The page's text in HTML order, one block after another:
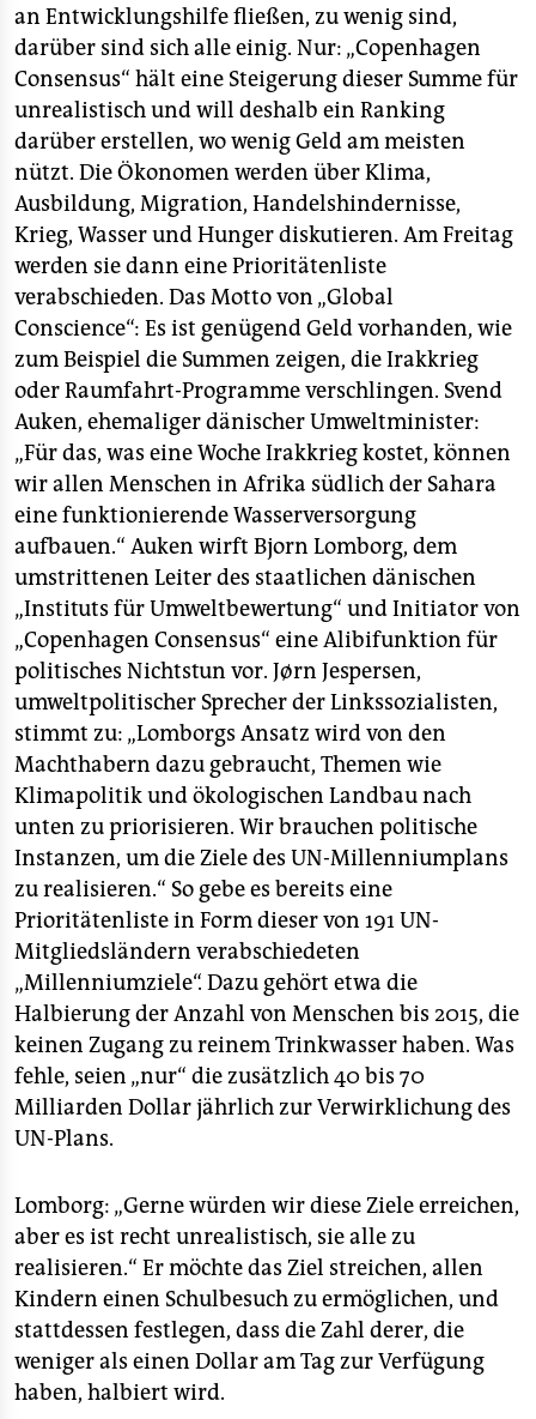
genossenschaft
epaper login
an Entwicklungshilfe fließen, zu wenig sind,
darüber sind sich alle einig. Nur: „Copenhagen
Consensus“ hält eine Steigerung dieser Summe für
unrealistisch und will deshalb ein Ranking
darüber erstellen, wo wenig Geld am meisten
nützt. Die Ökonomen werden über Klima,
Ausbildung, Migration, Handelshindernisse,
Krieg, Wasser und Hunger diskutieren. Am Freitag
werden sie dann eine Prioritätenliste
verabschieden. Das Motto von „Global
Conscience“: Es ist genügend Geld vorhanden, wie
zum Beispiel die Summen zeigen, die Irakkrieg
oder Raumfahrt-Programme verschlingen. Svend
Auken, ehemaliger dänischer Umweltminister:
„Für das, was eine Woche Irakkrieg kostet, können
wir allen Menschen in Afrika südlich der Sahara
eine funktionierende Wasserversorgung
aufbauen.“ Auken wirft Bjorn Lomborg, dem
umstrittenen Leiter des staatlichen dänischen
„Instituts für Umweltbewertung“ und Initiator von
„Copenhagen Consensus“ eine Alibifunktion für
politisches Nichtstun vor. Jørn Jespersen,
umweltpolitischer Sprecher der Linkssozialisten,
stimmt zu: „Lomborgs Ansatz wird von den
Machthabern dazu gebraucht, Themen wie
Klimapolitik und ökologischen Landbau nach
unten zu priorisieren. Wir brauchen politische
Instanzen, um die Ziele des UN-Millenniumplans
zu realisieren.“ So gebe es bereits eine
Prioritätenliste in Form dieser von 191 UN-
Mitgliedsländern verabschiedeten
„Millenniumziele“. Dazu gehört etwa die
Halbierung der Anzahl von Menschen bis 2015, die
keinen Zugang zu reinem Trinkwasser haben. Was
fehle, seien „nur“ die zusätzlich 40 bis 70
Milliarden Dollar jährlich zur Verwirklichung des
UN-Plans.
Lomborg: „Gerne würden wir diese Ziele erreichen,
aber es ist recht unrealistisch, sie alle zu
realisieren.“ Er möchte das Ziel streichen, allen
Kindern einen Schulbesuch zu ermöglichen, und
stattdessen festlegen, dass die Zahl derer, die
weniger als einen Dollar am Tag zur Verfügung
haben, halbiert wird.